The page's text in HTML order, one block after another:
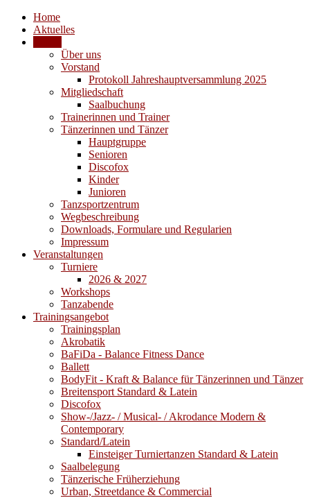
Home
Aktuelles
Über uns
Vorstand
Protokoll Jahreshauptversammlung 2025
Mitgliedschaft
Saalbuchung
Trainerinnen und Trainer
Tänzerinnen und Tänzer
Hauptgruppe
Senioren
Discofox
Kinder
Junioren
Tanzsportzentrum
Wegbeschreibung
Downloads, Formulare und Regularien
Impressum
Veranstaltungen
Turniere
2026 & 2027
Workshops
Tanzabende
Trainingsangebot
Trainingsplan
Akrobatik
BaFiDa - Balance Fitness Dance
Ballett
BodyFit - Kraft & Balance für Tänzerinnen und Tänzer
Breitensport Standard & Latein
Discofox
Show-/Jazz- / Musical- / Akrodance Modern &
Contemporary
Standard/Latein
Einsteiger Turniertanzen Standard & Latein
Saalbelegung
Tänzerische Früherziehung
Urban, Streetdance & Commercial